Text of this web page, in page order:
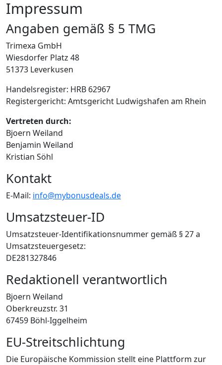
Impressum
Angaben gemäß § 5 TMG
Trimexa GmbH
Wiesdorfer Platz 48
51373 Leverkusen
Handelsregister: HRB 62967
Registergericht: Amtsgericht Ludwigshafen am Rhein
Vertreten durch:
Bjoern Weiland
Benjamin Weiland
Kristian Söhl
Kontakt
E-Mail: info@mybonusdeals.de
Umsatzsteuer-ID
Umsatzsteuer-Identifikationsnummer gemäß § 27 a
Umsatzsteuergesetz:
DE281327846
Redaktionell verantwortlich
Bjoern Weiland
Oberkreuzstr. 31
67459 Böhl-Iggelheim
EU-Streitschlichtung
Die Europäische Kommission stellt eine Plattform zur